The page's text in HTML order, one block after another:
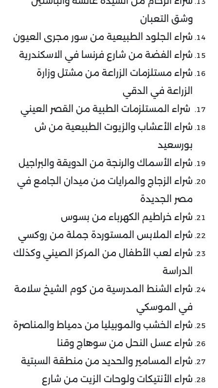
وشق التعبان
شراء الجلود الطبيعية من سور مجرى العيون
شراء الفضة من شارع فرنسا في الاسكندرية
شراء مستلزمات الزراعة من مشتل وزارة
الزراعة في الدقي
شراء المستلزمات الطبية من القصر العيني
شراء الأعشاب والزيوت الطبيعية من ش
بورسعيد
شراء الأسماك والرنجة من الدويقة والبراجيل
شراء الزجاج والمرايات من ميدان الجامع في
مصر الجديدة
شراء خراطيم الكهرباء من بسوس
شراء الملابس المستوردة جملة من روكسي
شراء لعب الأطفال من المركز الصيني وكذلك
الدراسة
شراء الشنط المدرسية من كوم الشيخ سلامة
في الموسكي
شراء الخشب والموبيليا من دمياط والمناصرة
شراء عسل النحل من سوهاج وقنا
شراء المسامير والحديد من منطقة السبتية
شراء الأنتيكات ولوحات الزيت من شارع